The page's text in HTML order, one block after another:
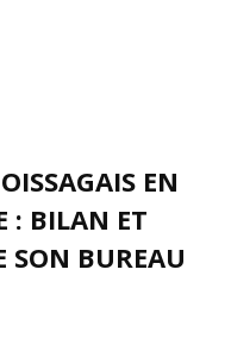
EN
: BILAN ET
SON BUREAU